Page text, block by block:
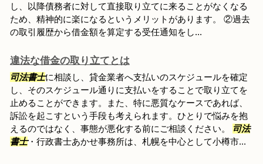
し、以降債務者に対して直接取り立てに来ることがなくなる
ため、精神的に楽になるというメリットがあります。 ②過去
の取引履歴から借金額を算定する受任通知をし...
違法な借金の取り立てとは
司法書士に相談し、貸金業者へ支払いのスケジュールを確定
し、そのスケジュール通りに支払いをすることで取り立てを
止めることができます。また、特に悪質なケースであれば、
訴訟を起こすという手段も考えられます。ひとりで悩みを抱
えるのではなく、事態が悪化する前にご相談ください。
司法
書士・行政書士あかせ事務所は、札幌を中心として小樽市...